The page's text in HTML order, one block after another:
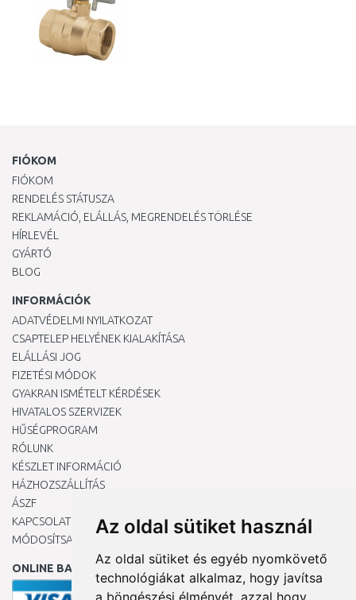
Az oldal sütiket használ
Az oldal sütiket és egyéb nyomkövető
technológiákat alkalmaz, hogy javítsa
a böngészési élményét, azzal hogy
FIÓKOM
FIÓKOM
RENDELÉS STÁTUSZA
REKLAMÁCIÓ, ELÁLLÁS, MEGRENDELÉS TÖRLÉSE
HÍRLEVÉL
GYÁRTÓ
BLOG
INFORMÁCIÓK
ADATVÉDELMI NYILATKOZAT
CSAPTELEP HELYÉNEK KIALAKÍTÁSA
ELÁLLÁSI JOG
FIZETÉSI MÓDOK
GYAKRAN ISMÉTELT KÉRDÉSEK
HIVATALOS SZERVIZEK
HŰSÉGPROGRAM
RÓLUNK
KÉSZLET INFORMÁCIÓ
HÁZHOZSZÁLLÍTÁS
ÁSZF
KAPCSOLAT
MÓDOSÍTSA A COOKIE-BEÁLLÍTÁSAIMAT
ONLINE BANKKÁRTYÁVAL